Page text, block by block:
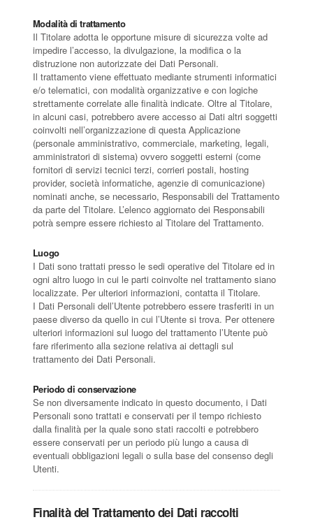
Modalità di trattamento
Il Titolare adotta le opportune misure di sicurezza volte ad
impedire l’accesso, la divulgazione, la modifica o la
distruzione non autorizzate dei Dati Personali.
Il trattamento viene effettuato mediante strumenti informatici
e/o telematici, con modalità organizzative e con logiche
strettamente correlate alle finalità indicate. Oltre al Titolare,
in alcuni casi, potrebbero avere accesso ai Dati altri soggetti
coinvolti nell’organizzazione di questa Applicazione
(personale amministrativo, commerciale, marketing, legali,
amministratori di sistema) ovvero soggetti esterni (come
fornitori di servizi tecnici terzi, corrieri postali, hosting
provider, società informatiche, agenzie di comunicazione)
nominati anche, se necessario, Responsabili del Trattamento
da parte del Titolare. L’elenco aggiornato dei Responsabili
potrà sempre essere richiesto al Titolare del Trattamento.
Luogo
I Dati sono trattati presso le sedi operative del Titolare ed in
ogni altro luogo in cui le parti coinvolte nel trattamento siano
localizzate. Per ulteriori informazioni, contatta il Titolare.
I Dati Personali dell’Utente potrebbero essere trasferiti in un
paese diverso da quello in cui l’Utente si trova. Per ottenere
ulteriori informazioni sul luogo del trattamento l’Utente può
fare riferimento alla sezione relativa ai dettagli sul
trattamento dei Dati Personali.
Periodo di conservazione
Se non diversamente indicato in questo documento, i Dati
Personali sono trattati e conservati per il tempo richiesto
dalla finalità per la quale sono stati raccolti e potrebbero
essere conservati per un periodo più lungo a causa di
eventuali obbligazioni legali o sulla base del consenso degli
Utenti.
Finalità del Trattamento dei Dati raccolti